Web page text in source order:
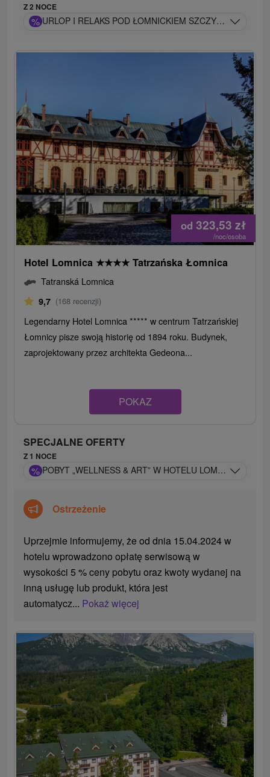
Z 2 NOCE
% URLOP I RELAKS POD ŁOMNICKIEM SZCZYTEM:
od 323,53 zł
/noc/osoba
Hotel Lomnica ★★★★ Tatrzańska Łomnica
Tatranská Lomnica
9,7 (168 recenzji)
Legendarny Hotel Lomnica ***** w centrum Tatrzańskiej
Łomnicy pisze swoją historię od 1894 roku. Budynek,
zaprojektowany przez architekta Gedeona...
POKAZ
SPECJALNE OFERTY
Z 1 NOCE
% POBYT „WELLNESS & ART” W HOTELU LOMNICA: 5-
Ostrzeżenie
Uprzejmie informujemy, że od dnia 15.04.2024 w
hotelu wprowadzono opłatę serwisową w
wysokości 5 % ceny pobytu oraz kwoty wydanej na
inną usługę lub produkt, która jest
automatycz... Pokaż więcej